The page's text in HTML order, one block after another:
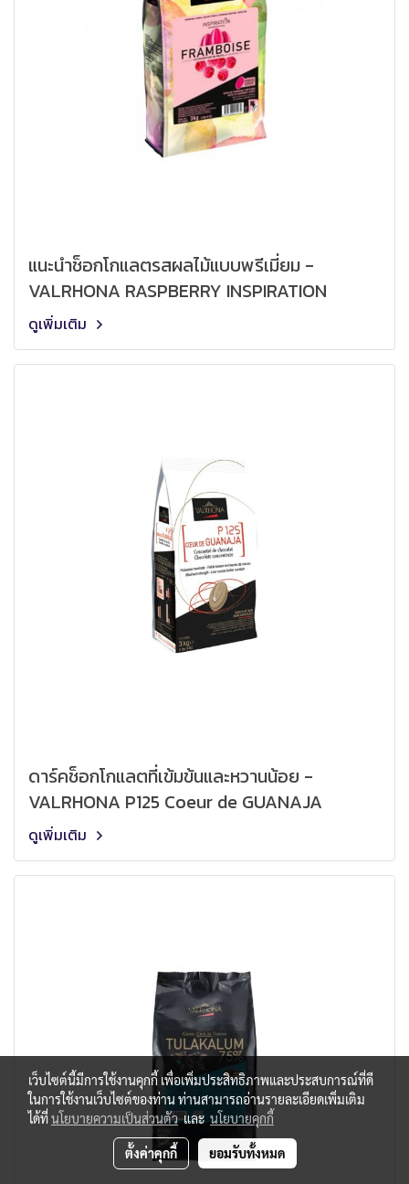
แนะนำช็อกโกแลตรสผลไม้แบบพรีเมี่ยม -
VALRHONA RASPBERRY INSPIRATION
ดูเพิ่มเติม
ดาร์คช็อกโกแลตที่เข้มข้นและหวานน้อย -
VALRHONA P125 Coeur de GUANAJA
ดูเพิ่มเติม
เว็บไซต์นี้มีการใช้งานคุกกี้ เพื่อเพิ่มประสิทธิภาพและประสบการณ์ที่ดี
ในการใช้งานเว็บไซต์ของท่าน ท่านสามารถอ่านรายละเอียดเพิ่มเติม
ได้ที่นโยบายความเป็นส่วนตัวและ นโยบายคุกกี้
ตั้งค่าคุกกี้ ยอมรับทั้งหมด